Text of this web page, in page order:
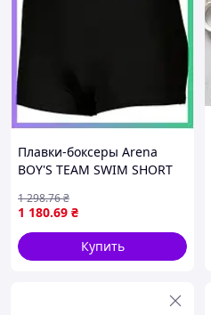
Плавки-боксеры Arena
BOY'S TEAM SWIM SHORT
мальчиков 140см для
плавания SKU_004777-550
1 180.69 ₴
1 298.76₴
Купить